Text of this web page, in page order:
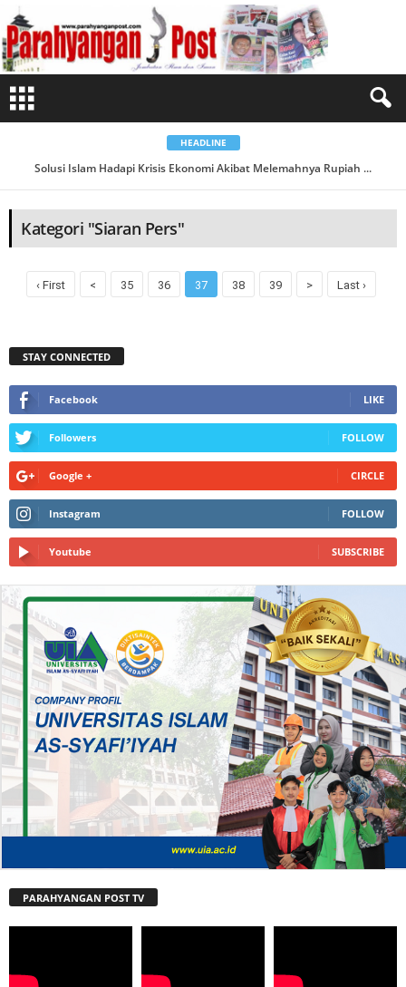
r
t
a
i
HEADLINE
Solusi Islam Hadapi Krisis Ekonomi Akibat Melemahnya Rupiah ...
Kategori "Siaran Pers"
‹ First < 35 36 37 38 39 > Last ›
STAY CONNECTED
Facebook LIKE
Followers FOLLOW
Google + CIRCLE
Instagram FOLLOW
Youtube SUBSCRIBE
PARAHYANGAN POST TV